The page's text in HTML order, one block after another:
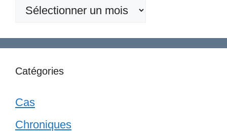
Anciennes
Catégories
Cas
Chroniques